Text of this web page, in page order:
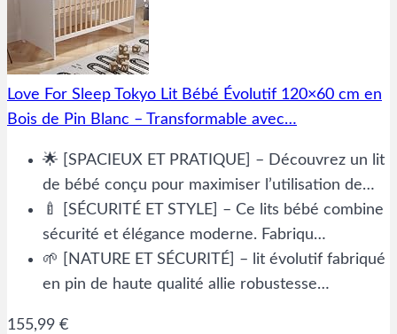
Love For Sleep Tokyo Lit Bébé Évolutif 120×60 cm en
Bois de Pin Blanc – Transformable avec…
🌟 [SPACIEUX ET PRATIQUE] – Découvrez un lit
de bébé conçu pour maximiser l’utilisation de…
🍼 [SÉCURITÉ ET STYLE] – Ce lits bébé combine
sécurité et élégance moderne. Fabriqu…
🌱 [NATURE ET SÉCURITÉ] – lit évolutif fabriqué
en pin de haute qualité allie robustesse…
155,99 €